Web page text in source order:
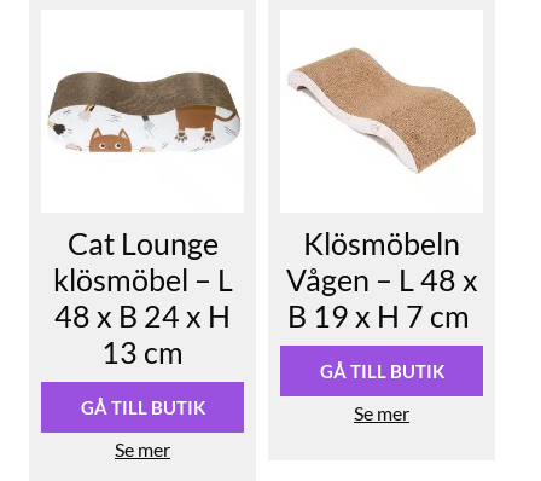
Cat Lounge
klösmöbel – L
48 x B 24 x H
13 cm
GÅ TILL BUTIK
Se mer
Klösmöbeln
Vågen – L 48 x
B 19 x H 7 cm
GÅ TILL BUTIK
Se mer